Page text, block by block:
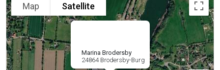
Marina Brodersby
24864 Brodersby-Burg
Map Satellite